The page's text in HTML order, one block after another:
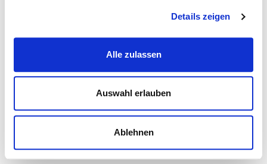
Details zeigen
Alle zulassen
Auswahl erlauben
Ablehnen